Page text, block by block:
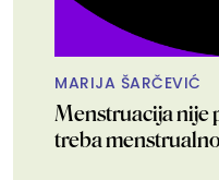
MARIJA ŠARČEVIĆ
Menstruacija nije
treba